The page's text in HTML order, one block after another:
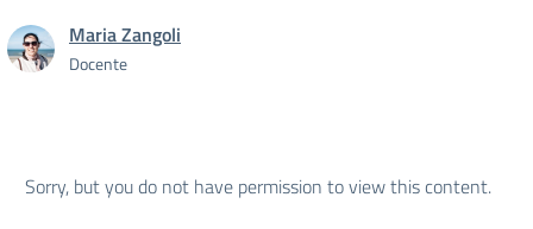
Maria Zangoli
Docente
Sorry, but you do not have permission to view this content.